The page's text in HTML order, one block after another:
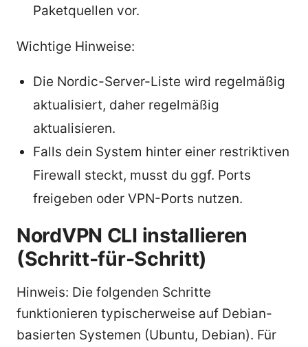
Paketquellen vor.
Wichtige Hinweise:
Die Nordic-Server-Liste wird regelmäßig
aktualisiert, daher regelmäßig
aktualisieren.
Falls dein System hinter einer restriktiven
Firewall steckt, musst du ggf. Ports
freigeben oder VPN-Ports nutzen.
NordVPN CLI installieren
(Schritt-für-Schritt)
Hinweis: Die folgenden Schritte
funktionieren typischerweise auf Debian-
basierten Systemen (Ubuntu, Debian). Für